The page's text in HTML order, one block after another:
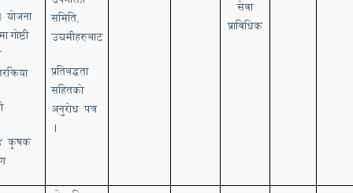
योजना
गोष्ठी
कृषक
समिति,
उद्यमीहरुबाट
प्रतिबद्धता
सहितको
अनुरोध पत्र
।
सेवा
प्राविधिक